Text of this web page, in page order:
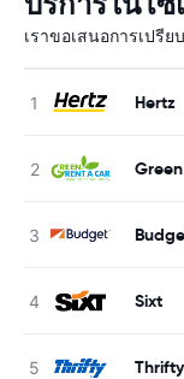
เราขอเสนอการเปรี
Hertz
Sixt
Thrifty